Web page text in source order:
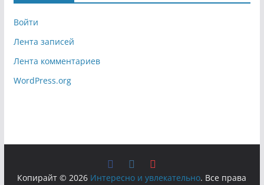
Войти
Лента записей
Лента комментариев
WordPress.org
Копирайт © 2026 Интересно и увлекательно. Все права